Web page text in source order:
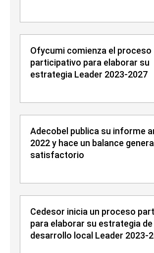
Ofycumi comienza el proceso
participativo para elaborar su
estrategia Leader 2023-2027
Adecobel publica su informe
2022 y hace un balance general
satisfactorio
Cedesor inicia un proceso
para elaborar su estrategia de
desarrollo local Leader 2023-